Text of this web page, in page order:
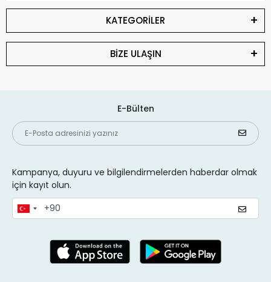
KATEGORİLER
BİZE ULAŞIN
E-Bülten
Kampanya, duyuru ve bilgilendirmelerden haberdar olmak
için kayıt olun.